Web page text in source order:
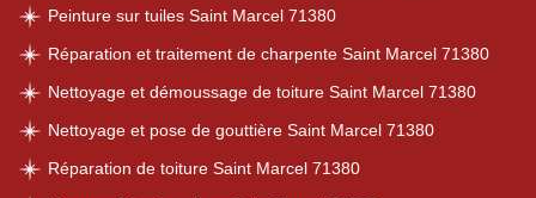
Peinture sur tuiles Saint Marcel 71380
Réparation et traitement de charpente Saint Marcel 71380
Nettoyage et démoussage de toiture Saint Marcel 71380
Nettoyage et pose de gouttière Saint Marcel 71380
Réparation de toiture Saint Marcel 71380